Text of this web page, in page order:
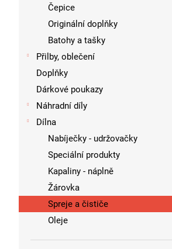
Čepice
Originální doplňky
Batohy a tašky
Přilby, oblečení
Doplňky
Dárkové poukazy
Náhradní díly
Dílna
Nabíječky - udržovačky
Speciální produkty
Kapaliny - náplně
Žárovka
Spreje a čističe
Oleje